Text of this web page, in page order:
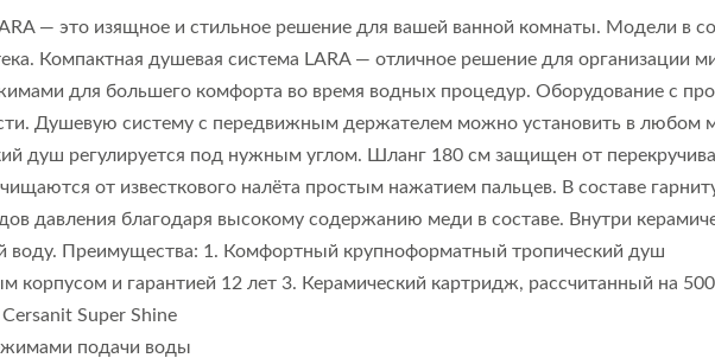
— это изящное и стильное решение для вашей ванной комнаты. Модели в
Компактная душевая система LARA — отличное решение для организации
для большего комфорта во время водных процедур. Оборудование с
Душевую систему с передвижным держателем можно установить в любом
душ регулируется под нужным углом. Шланг 180 см защищен от
от известкового налёта простым нажатием пальцев. В составе
давления благодаря высокому содержанию меди в составе. Внутри
воду. Преимущества: 1. Комфортный крупноформатный тропический душ
корпусом и гарантией 12 лет 3. Керамический картридж, рассчитанный на
Super Shine
подачи воды